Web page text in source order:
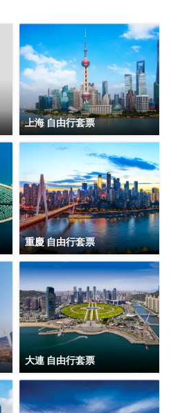
上海 自由行套票
重慶 自由行套票
大連 自由行套票